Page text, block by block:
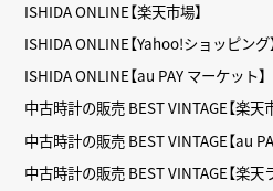
ISHIDA ONLINE【楽天市場】
ISHIDA ONLINE【Yahoo!ショッピング
ISHIDA ONLINE【au PAY マーケット】
中古時計の販売 BEST VINTAGE【楽天
中古時計の販売 BEST VINTAGE【au
中古時計の販売 BEST VINTAGE【楽天